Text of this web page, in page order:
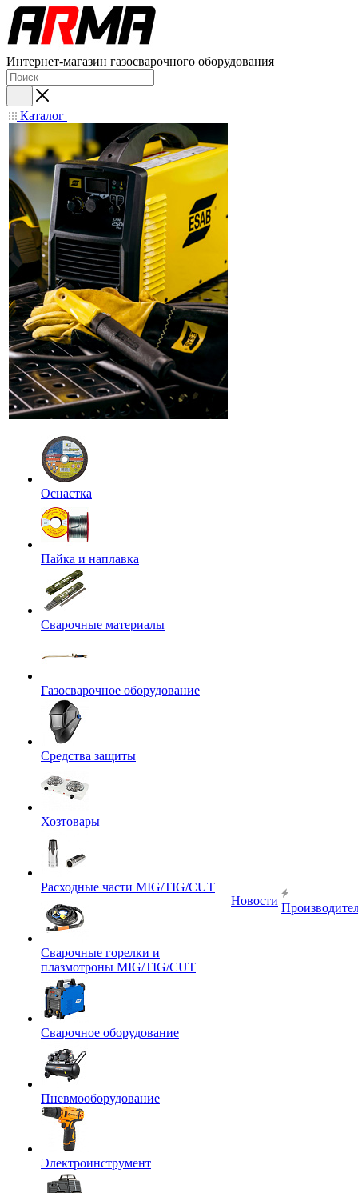
Интернет-магазин газосварочного оборудования
Каталог
Оснастка
Пайка и наплавка
Сварочные материалы
Газосварочное оборудование
Средства защиты
Хозтовары
Расходные части MIG/TIG/CUT
Сварочные горелки и
плазмотроны MIG/TIG/CUT
Сварочное оборудование
Пневмооборудование
Электроинструмент
Новости